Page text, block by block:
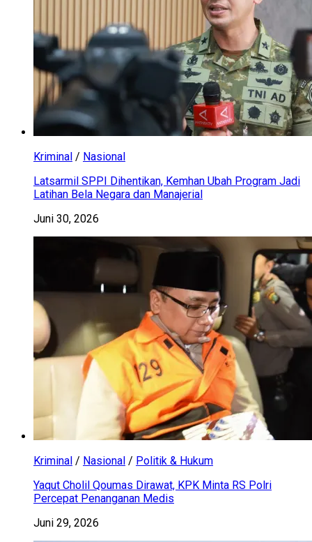
Kriminal / Nasional
Latsarmil SPPI Dihentikan, Kemhan Ubah Program Jadi
Latihan Bela Negara dan Manajerial
Juni 30, 2026
Kriminal / Nasional / Politik & Hukum
Yaqut Cholil Qoumas Dirawat, KPK Minta RS Polri
Percepat Penanganan Medis
Juni 29, 2026